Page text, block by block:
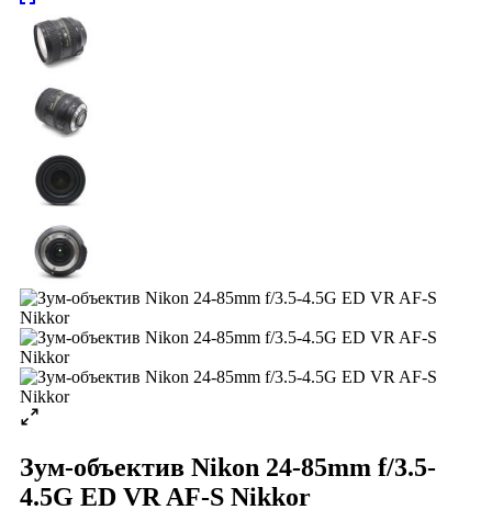
Зум-объектив Nikon 24-85mm f/3.5-
4.5G ED VR AF-S Nikkor